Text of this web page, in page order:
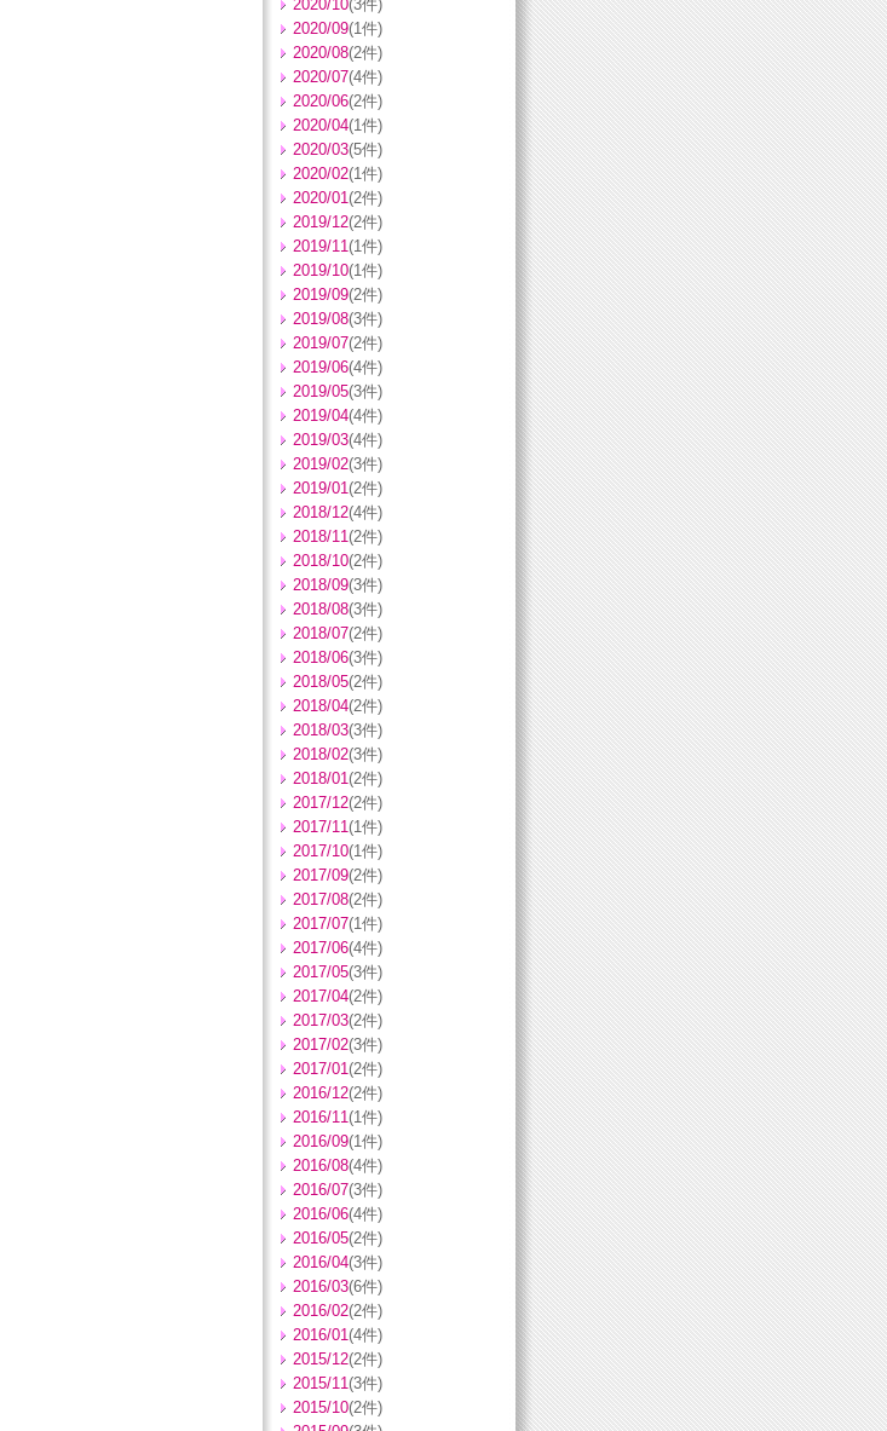
2020/10(3件)
2020/09(1件)
2020/08(2件)
2020/07(4件)
2020/06(2件)
2020/04(1件)
2020/03(5件)
2020/02(1件)
2020/01(2件)
2019/12(2件)
2019/11(1件)
2019/10(1件)
2019/09(2件)
2019/08(3件)
2019/07(2件)
2019/06(4件)
2019/05(3件)
2019/04(4件)
2019/03(4件)
2019/02(3件)
2019/01(2件)
2018/12(4件)
2018/11(2件)
2018/10(2件)
2018/09(3件)
2018/08(3件)
2018/07(2件)
2018/06(3件)
2018/05(2件)
2018/04(2件)
2018/03(3件)
2018/02(3件)
2018/01(2件)
2017/12(2件)
2017/11(1件)
2017/10(1件)
2017/09(2件)
2017/08(2件)
2017/07(1件)
2017/06(4件)
2017/05(3件)
2017/04(2件)
2017/03(2件)
2017/02(3件)
2017/01(2件)
2016/12(2件)
2016/11(1件)
2016/09(1件)
2016/08(4件)
2016/07(3件)
2016/06(4件)
2016/05(2件)
2016/04(3件)
2016/03(6件)
2016/02(2件)
2016/01(4件)
2015/12(2件)
2015/11(3件)
2015/10(2件)